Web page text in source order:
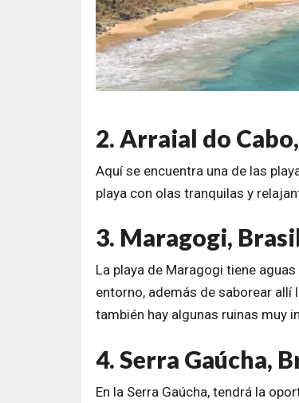
2. Arraial do
Aquí se encuentra una de las
playa con olas tranquilas y
3. Maragogi,
La playa de Maragogi tiene
entorno, además de saborear allí
también hay algunas ruinas muy
4. Serra Gaúcha,
En la Serra Gaúcha, tendrá la